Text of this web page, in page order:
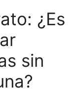
¿Es
sin